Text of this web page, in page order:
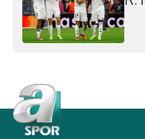
ilgili mevzuata uygun
almak için lütfen